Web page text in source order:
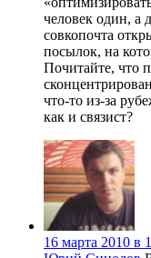
человек один, а
совкопочта
посылок, на
Почитайте, что
что-то из-за
как и связист?
16 марта 2010 в